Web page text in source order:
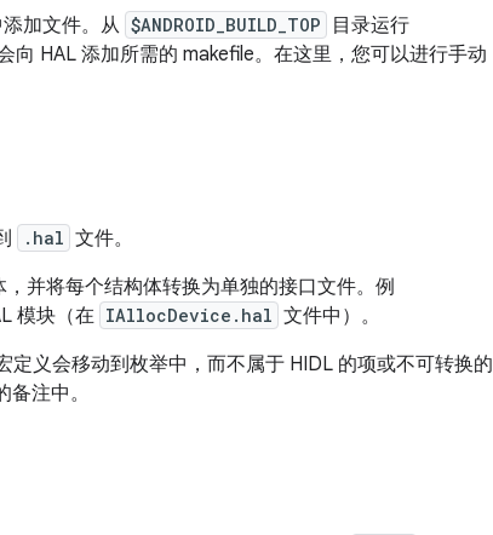
加文件。从 $ANDROID_BUILD_TOP 目录运行
向 HAL 添加所需的 makefile。在这里，您可以进行手动
.hal 文件。
并将每个结构体转换为单独的接口文件。例
模块（在 IAllocDevice.hal 文件中）。
定义会移动到枚举中，而不属于 HIDL 的项或不可转换的
备注中。